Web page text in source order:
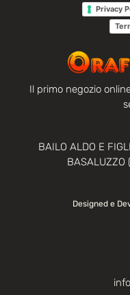
Privacy
Il primo negozio
BAILO ALDO E
BASALUZZO